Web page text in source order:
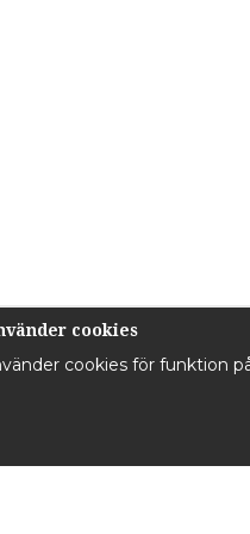
cookies
cookies för funktion